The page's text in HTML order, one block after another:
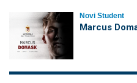
Novi Student
Marcus